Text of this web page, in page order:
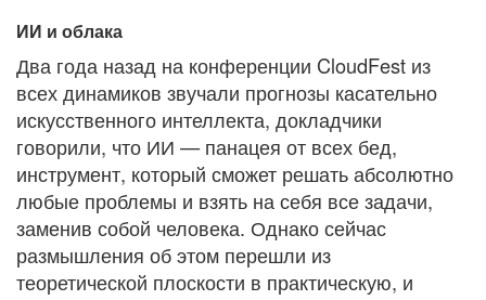
ИИ и облака
Два года назад на конференции CloudFest из
всех динамиков звучали прогнозы касательно
искусственного интеллекта, докладчики
говорили, что ИИ — панацея от всех бед,
инструмент, который сможет решать абсолютно
любые проблемы и взять на себя все задачи,
заменив собой человека. Однако сейчас
размышления об этом перешли из
теоретической плоскости в практическую, и